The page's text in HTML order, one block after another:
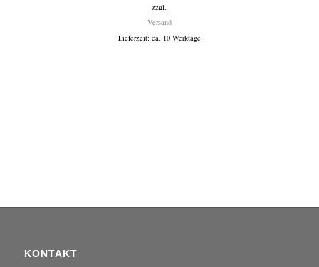
zzgl.
Versand
Lieferzeit: ca. 10 Werktage
KONTAKT